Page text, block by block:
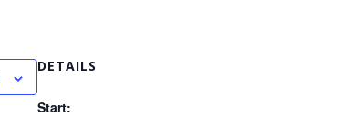
DETAILS
Start: